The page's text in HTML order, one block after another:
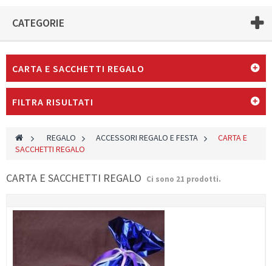
CATEGORIE
CARTA E SACCHETTI REGALO
FILTRA RISULTATI
> REGALO > ACCESSORI REGALO E FESTA >
CARTA E
SACCHETTI REGALO
CARTA E SACCHETTI REGALO Ci sono 21 prodotti.